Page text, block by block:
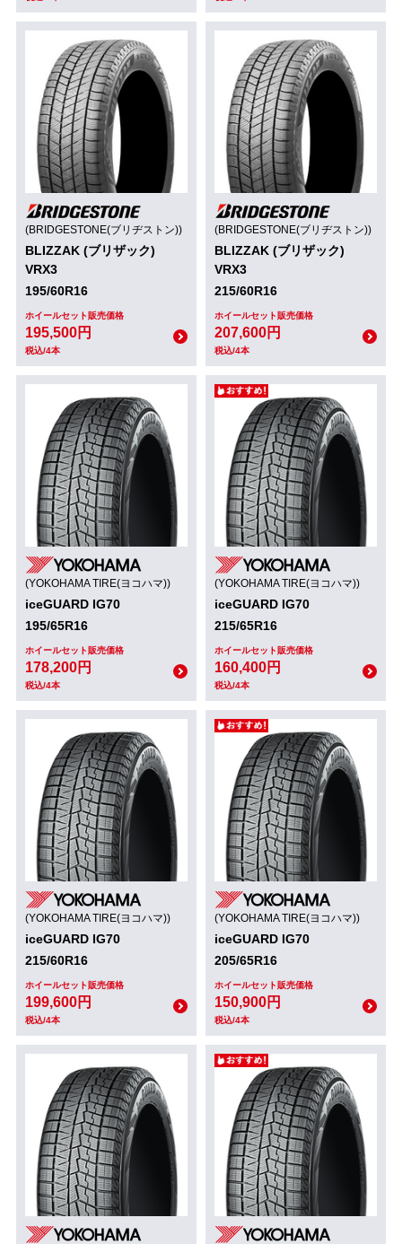
(BRIDGESTONE(ブリヂストン))
BLIZZAK (ブリザック)
VRX3
195/60R16
ホイールセット販売価格
195,500円
税込/4本
(BRIDGESTONE(ブリヂストン))
BLIZZAK (ブリザック)
VRX3
215/60R16
ホイールセット販売価格
207,600円
税込/4本
(YOKOHAMA TIRE(ヨコハマ))
iceGUARD IG70
195/65R16
ホイールセット販売価格
178,200円
税込/4本
(YOKOHAMA TIRE(ヨコハマ))
iceGUARD IG70
215/65R16
ホイールセット販売価格
160,400円
税込/4本
(YOKOHAMA TIRE(ヨコハマ))
iceGUARD IG70
215/60R16
ホイールセット販売価格
199,600円
税込/4本
(YOKOHAMA TIRE(ヨコハマ))
iceGUARD IG70
205/65R16
ホイールセット販売価格
150,900円
税込/4本